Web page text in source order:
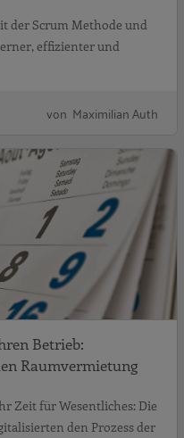
der Scrum Methode und
effizienter und
von Maximilian Auth
Betrieb:
Raumvermietung
Zeit für Wesentliches: Die
den Prozess der